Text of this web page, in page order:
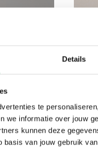
Details
te
we informatie over jouw
kunnen deze
van jouw gebruik